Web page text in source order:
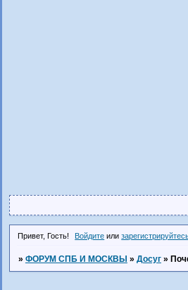
Привет, Гость! Войдите или
» ФОРУМ СПБ И МОСКВЫ » Досуг »